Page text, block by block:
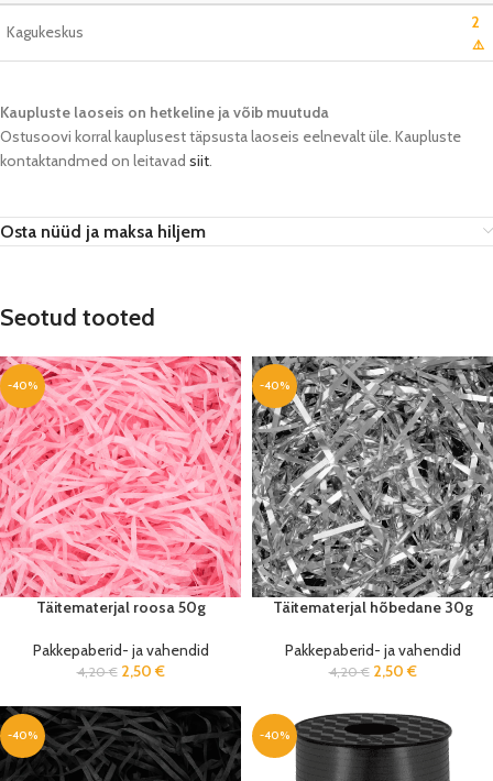
Kagukeskus 2
⚠️
Kaupluste laoseis on hetkeline ja võib muutuda​
Ostusoovi korral kauplusest täpsusta laoseis eelnevalt üle. Kaupluste
kontaktandmed on leitavad siit.
Osta nüüd ja maksa hiljem
Seotud tooted
-40%
Täitematerjal roosa 50g
Pakkepaberid- ja vahendid
4,20€ 2,50 €
-40%
Täitematerjal hõbedane 30g
Pakkepaberid- ja vahendid
4,20€ 2,50 €
-40% -40%